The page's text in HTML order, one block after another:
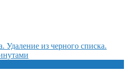
Удаление из черного списка.